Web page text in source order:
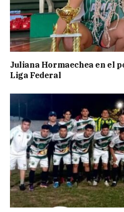
Juliana Hormaechea en el
Liga Federal